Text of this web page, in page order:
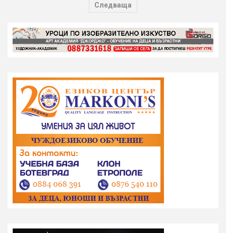
публикациите
на
страници
Следваща